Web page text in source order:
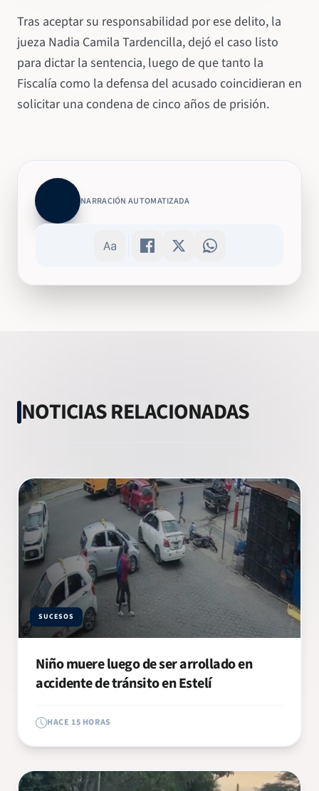
Tras aceptar su responsabilidad por ese delito, la
jueza Nadia Camila Tardencilla, dejó el caso listo
para dictar la sentencia, luego de que tanto la
Fiscalía como la defensa del acusado coincidieran en
solicitar una condena de cinco años de prisión.
NARRACIÓN AUTOMATIZADA
NOTICIAS RELACIONADAS
SUCESOS
Niño muere luego de ser arrollado en
accidente de tránsito en Estelí
HACE 15 HORAS